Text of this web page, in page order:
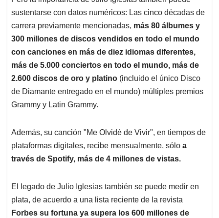
sustentarse con datos numéricos: Las cinco décadas de
carrera previamente mencionadas, más 80 álbumes y
300 millones de discos vendidos en todo el mundo
con canciones en más de diez idiomas diferentes,
más de 5.000 conciertos en todo el mundo, más de
2.600 discos de oro y platino (incluido el único Disco
de Diamante entregado en el mundo) múltiples premios
Grammy y Latin Grammy.
Además, su canción "Me Olvidé de Vivir", en tiempos de
plataformas digitales, recibe mensualmente, sólo a
través de Spotify, más de 4 millones de vistas.
El legado de Julio Iglesias también se puede medir en
plata, de acuerdo a una lista reciente de la revista
Forbes su fortuna ya supera los 600 millones de